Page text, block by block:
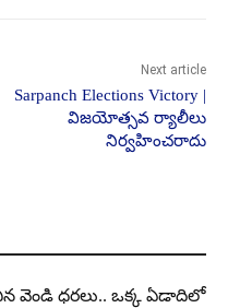
Next article
Sarpanch Elections Victory |
విజయోత్సవ ర్యాలీలు
నిర్వహించరాదు
వెండి ధరలు.. ఒక్క ఏడాదిలో